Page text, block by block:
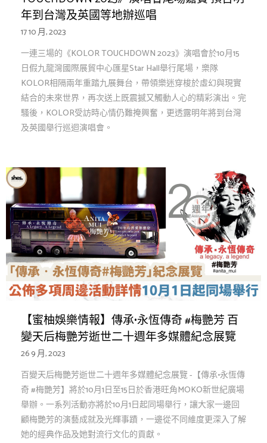
年到台灣及英國等地辦巡唱
17 10 月, 2023
一連三場的《KOLOR TOUCHDOWN 2023》演唱會於10月15
日假九龍灣國際展貿中心匯星Star Hall舉行尾場，樂隊
KOLOR相隔兩年重踏九展舞台，帶領樂迷穿梭於虛幻與現實
結合的未來世界，再次送上既震撼又觸動人心的精彩演出。完
騷後，KOLOR受訪時心情仍難掩興奮，更透露明年將到台灣
及英國舉行巡迴演唱會。
【蜜柚娛樂情報】傳承•永恆傳奇 #梅艷芳 百
變天后梅艷芳逝世二十週年多媒體紀念展覽
26 9 月, 2023
百變天后梅艷芳逝世二十週年多媒體紀念展覽 -【傳承•永恆傳
奇 #梅艷芳】將於10月1日至15日於香港旺角MOKO新世紀廣場
舉辦。一系列活動亦將於10月1日起同場舉行，讓大家一邊回
顧梅艷芳的演藝成就及光輝事蹟，一邊從不同維度更深入了解
她的經典作品及她對流行文化的貢獻。